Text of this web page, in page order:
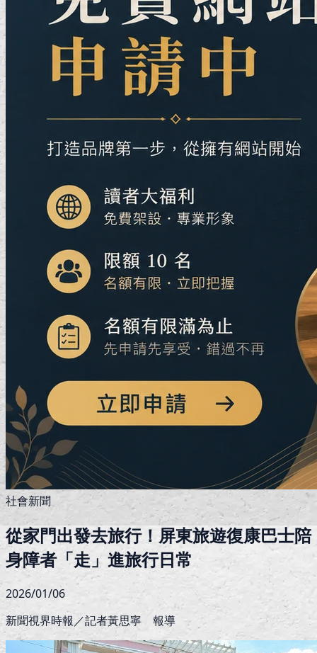
社會新聞
從家門出發去旅行！屏東旅遊復康巴士陪
身障者「走」進旅行日常
2026/01/06
新聞視界時報／記者黃思寧 報導